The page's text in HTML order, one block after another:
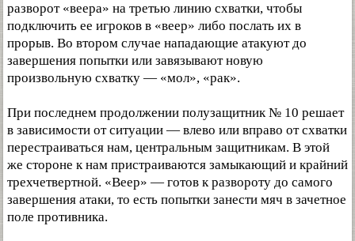
разворот «веера» на третью линию схватки, чтобы
подключить ее игроков в «веер» либо послать их в
прорыв. Во втором случае нападающие атакуют до
завершения попытки или завязывают новую
произвольную схватку — «мол», «рак».
При последнем продолжении полузащитник № 10 решает
в зависимости от ситуации — влево или вправо от схватки
перестраиваться нам, центральным защитникам. В этой
же стороне к нам пристраиваются замыкающий и крайний
трехчетвертной. «Веер» — готов к развороту до самого
завершения атаки, то есть попытки занести мяч в зачетное
поле противника.